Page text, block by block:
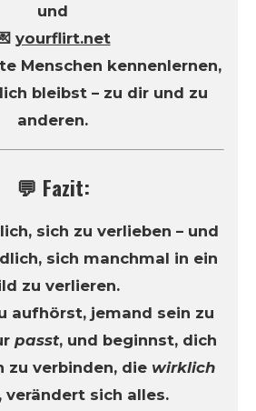
und
yourflirt.net
Menschen kennenlernen,
bleibst – zu dir und zu
anderen.
💬 Fazit:
sich zu verlieben – und
sich manchmal in ein
zu verlieren.
aufhörst, jemand sein zu
passt, und beginnst, dich
zu verbinden, die wirklich
verändert sich alles.